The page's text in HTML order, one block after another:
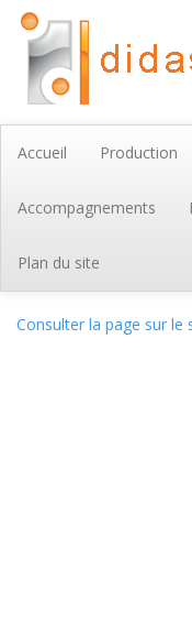
Accueil Production
Accompagnements
Plan du site
Consulter la page sur le